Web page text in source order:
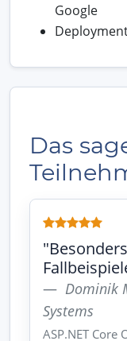
Google
Das
Dominik
Systems
ASP.NET Core